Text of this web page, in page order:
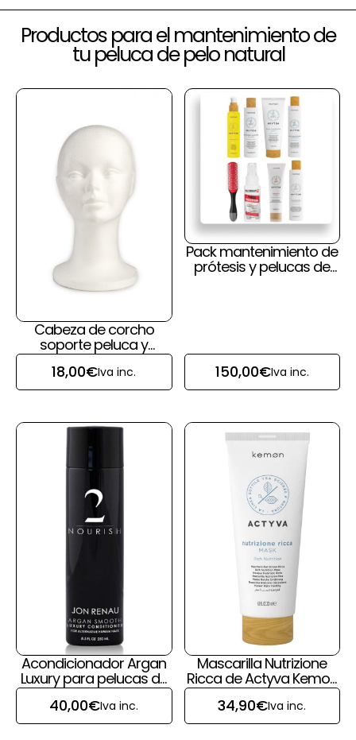
Productos para el mantenimiento de
tu peluca de pelo natural
Cabeza de corcho
soporte peluca y
prótesis capilar
18,00€Iva inc.
Pack mantenimiento de
prótesis y pelucas de
pelo natural y cuero
150,00€Iva inc.
Acondicionador Argan
Luxury para pelucas de
pelo natural de Jon
Renau
40,00€Iva inc.
Mascarilla Nutrizione
Ricca de Actyva Kemon
para pelucas y prótesis
capilares
34,90€Iva inc.